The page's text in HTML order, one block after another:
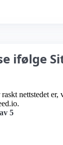
ifølge
nettstedet er,
5